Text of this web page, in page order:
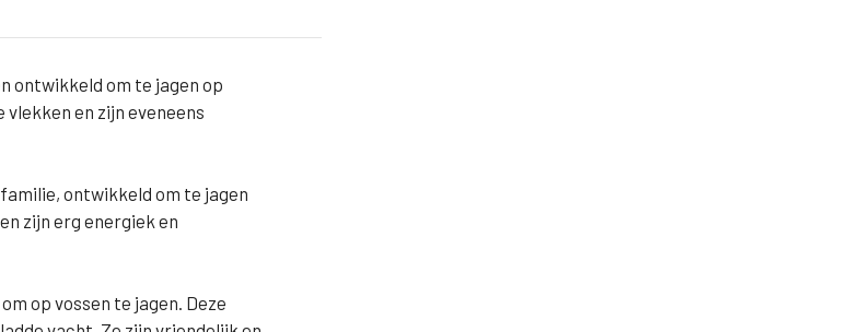
ontwikkeld om te jagen op
en zijn eveneens
ontwikkeld om te jagen
zijn erg energiek en
op vossen te jagen. Deze